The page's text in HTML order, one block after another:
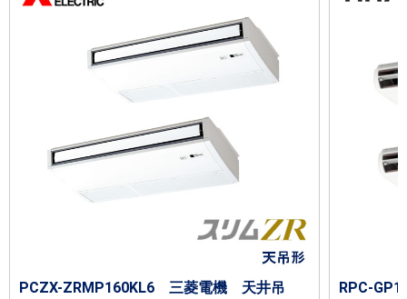
PCZX-ZRMP160KL6 三菱電機 天井吊
RPC-